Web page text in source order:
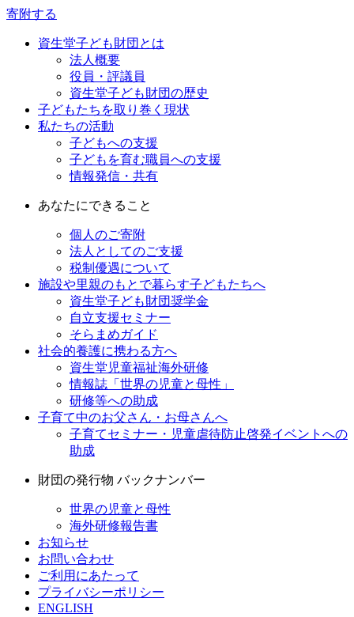
寄附する
資生堂子ども財団とは
法人概要
役員・評議員
資生堂子ども財団の歴史
子どもたちを取り巻く現状
私たちの活動
子どもへの支援
子どもを育む職員への支援
情報発信・共有
あなたにできること
個人のご寄附
法人としてのご支援
税制優遇について
施設や里親のもとで暮らす子どもたちへ
資生堂子ども財団奨学金
自立支援セミナー
そらまめガイド
社会的養護に携わる方へ
資生堂児童福祉海外研修
情報誌「世界の児童と母性」
研修等への助成
子育て中のお父さん・お母さんへ
子育てセミナー・児童虐待防止啓発イベントへの
助成
財団の発行物 バックナンバー
世界の児童と母性
海外研修報告書
お知らせ
お問い合わせ
ご利用にあたって
プライバシーポリシー
ENGLISH